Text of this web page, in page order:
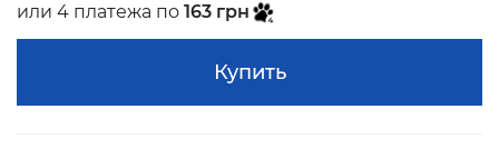
или 4 платежа по 163 грн
Купить